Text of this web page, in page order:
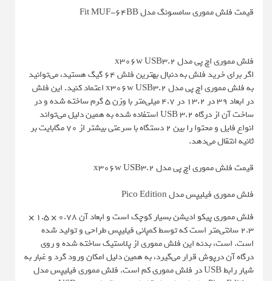
قیمت فلش مموری سامسونگ مدل Fit MUF-64BB
فلش مموری اچ پی مدل x306w USB3.2
اگر برای خرید فلش به دنبال بهترین فلش 64 گیگ هستید، می‌توانید
به فلش مموری اچ پی مدل x306w USB3.2 اعتماد کنید. این فلش
در ابعاد 39 در 13.2 در 4.7 میلی‌متر با وزن 5 گرم ساخته شده و در
ساخت آن از درگاه USB 3.2 استفاده شده به همین دلیل می‌تواند
انواع فایل و محتوا را بین 2 دستگاه با سرعتی بیشتر از 70 مگابایت بر
ثانیه انتقال می‌دهد.
قیمت فلش مموری اچ پی مدل x306w USB3.2
فلش مموری فیلیپس مدل Pico Edition
فلش مموری پیکو ادیشن بسیار کوچک است و ابعاد آن 0.78 × 1.5 ×
2.3 سانتی‌متر است که توسط کمپانی فیلیپس طراحی و تولید شده
است. است، بدنه این فلش مموری از پلاستیک ساخته شده و روی
درگاه آن درپوش قرار می‌گیرد، به همین دلیل امکان ورود گرد و غبار به
شیار رابط USB در فلش مموری کم است. فلش مموری فیلیپس مدل